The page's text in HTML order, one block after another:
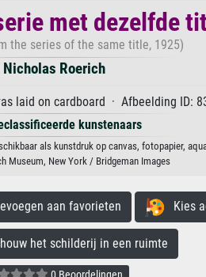
met dezelfde
the series of the same title, 1925)
Nicholas Roerich
laid on cardboard · Afbeelding ID:
kunstenaars
als kunstdruk op canvas, fotopapier,
Museum, New York / Bridgeman Images
aan favorieten Kies
het schilderij in een ruimte